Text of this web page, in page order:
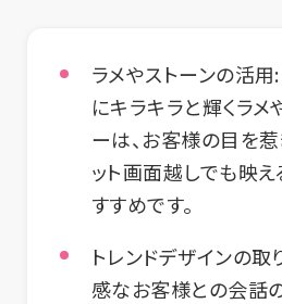
ラメやストーンの活用:
にキラキラと輝くラメ
ーは、お客様の目を惹
ット画面越しでも映
すすめです。
トレンドデザインの取
感なお客様との会話